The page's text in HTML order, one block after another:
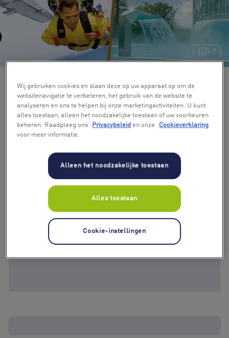
+ 7
Wij gebruiken cookies en slaan deze op uw apparaat op om de
websitenavigatie te verbeteren, het gebruik van de website te
analyseren en ons te helpen bij onze marketingactiviteiten. U kunt
alles toestaan, alleen het noodzakelijke toestaan of uw voorkeuren
beheren. Raadpleeg ons
Privacybeleid en onze
Cookieverklaring
voor meer informatie.
Alleen het noodzakelijke toestaan
Alles toestaan
Cookie-instellingen